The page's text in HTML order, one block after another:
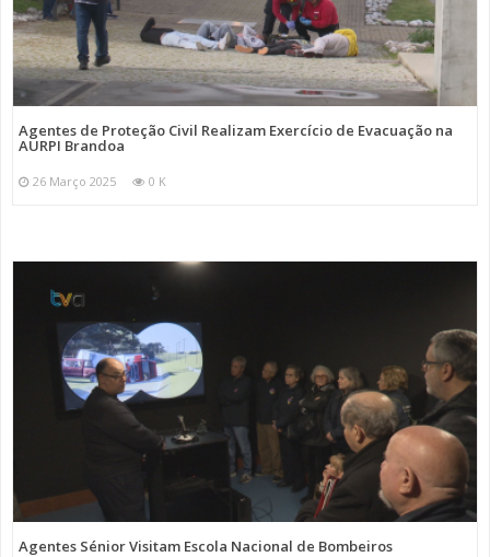
Agentes de Proteção Civil Realizam Exercício de Evacuação na
AURPI Brandoa
26 Março 2025 0 K
Agentes Sénior Visitam Escola Nacional de Bombeiros